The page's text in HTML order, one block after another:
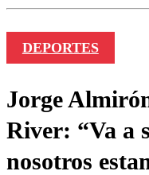
DEPORTES
Jorge
River: “Va a
nosotros